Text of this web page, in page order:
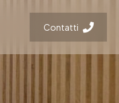
Contatti